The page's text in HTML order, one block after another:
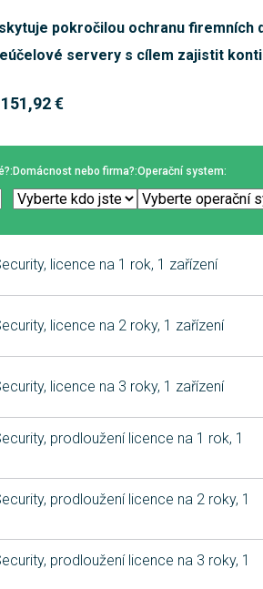
pokročilou ochranu firemních
servery s cílem zajistit
151,92 €
Domácnost nebo firma?:Operační system:
licence na 1 rok, 1 zařízení
licence na 2 roky, 1 zařízení
licence na 3 roky, 1 zařízení
prodloužení licence na 1 rok, 1
prodloužení licence na 2 roky, 1
prodloužení licence na 3 roky, 1